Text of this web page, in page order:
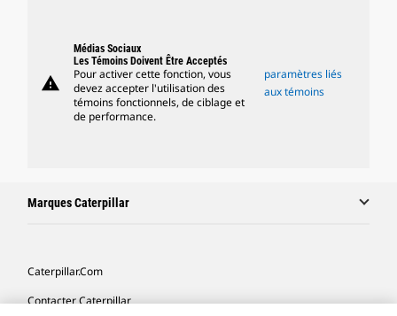
warning
Médias Sociaux
Les Témoins Doivent Être Acceptés
Pour activer cette fonction, vous
devez accepter l'utilisation des
témoins fonctionnels, de ciblage et
de performance.
paramètres liés
aux témoins
Marques Caterpillar
Caterpillar.com
Contacter Caterpillar